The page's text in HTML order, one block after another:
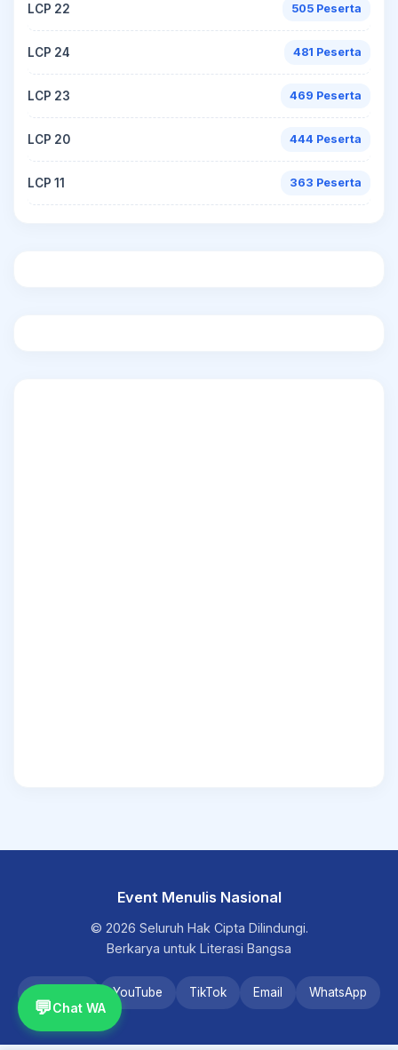
LCP 22 505 Peserta
LCP 24 481 Peserta
LCP 23 469 Peserta
LCP 20 444 Peserta
LCP 11 363 Peserta
Event Menulis Nasional
© 2026 Seluruh Hak Cipta Dilindungi.
Berkarya untuk Literasi Bangsa
YouTube TikTok Email WhatsApp
💬Chat WA